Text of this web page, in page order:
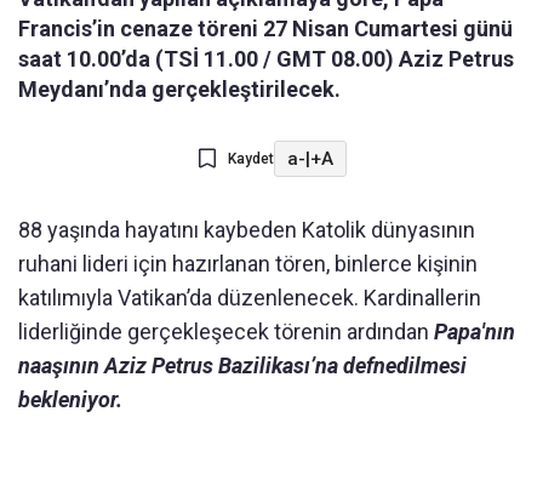
Francis’in cenaze töreni 27 Nisan Cumartesi günü
saat 10.00’da (TSİ 11.00 / GMT 08.00) Aziz Petrus
Meydanı’nda gerçekleştirilecek.
Kaydet a-|+A
88 yaşında hayatını kaybeden Katolik dünyasının
ruhani lideri için hazırlanan tören, binlerce kişinin
katılımıyla Vatikan’da düzenlenecek. Kardinallerin
liderliğinde gerçekleşecek törenin ardından Papa'nın
naaşının Aziz Petrus Bazilikası’na defnedilmesi
bekleniyor.